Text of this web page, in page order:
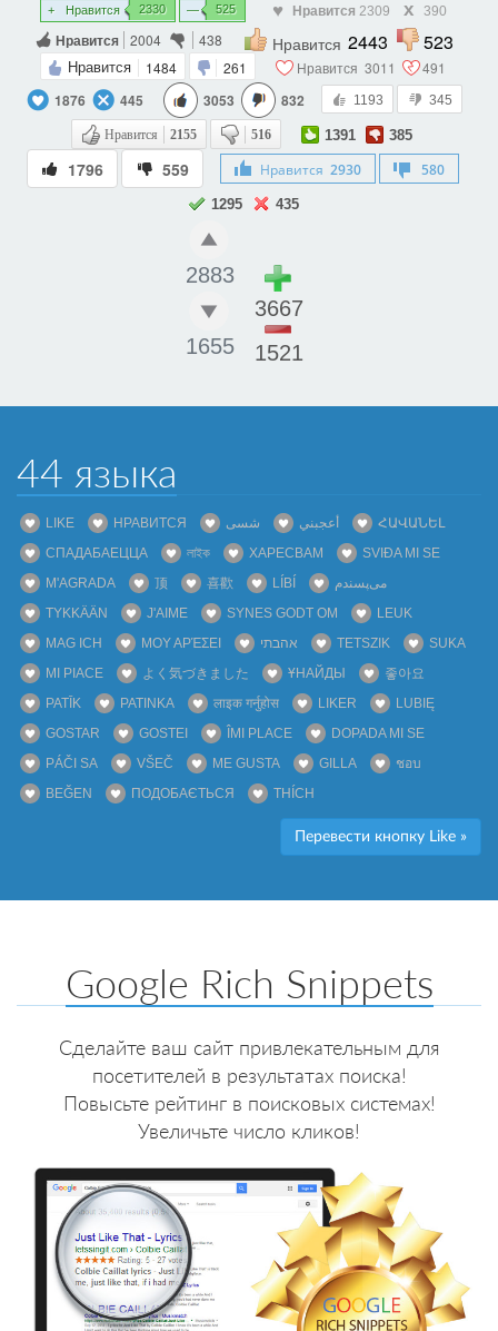
Нравится 2330 525 Нравится 2309 390
Нравится 2004 438 Нравится 2443 523
Нравится 1484 261 Нравится 3011 491
1876 445 3053 832 1193 345
Нравится 2155 516 1391 385
1796 559 Нравится 2930 580
1295 435
2883
1655
3667
1521
44 языка
LIKE НРАВИТСЯ شسی أعجبني
ՀԱՎԱՆԵԼ
СПАДАБАЕЦЦА
লাইক ХАРЕСВАМ
SVIĐA MI SE
M'AGRADA
顶 喜歡 LÍBÍ
می‌پسندم
TYKKÄÄN
J'AIME SYNES GODT OM
LEUK
MAG ICH
ΜΟΥ ΑΡΈΣΕΙ אהבתי TETSZIK
SUKA
MI PIACE
よく気づきました ҰНАЙДЫ
좋아요
PATĪK
PATINKA लाइक गर्नुहोस LIKER
LUBIĘ
GOSTAR
GOSTEI ÎMI PLACE
DOPADA MI SE
PÁČI SA
VŠEČ ME GUSTA GILLA
ชอบ
BEĞEN
ПОДОБАЄТЬСЯ THÍCH
Перевести кнопку Like »
Google Rich Snippets
Сделайте ваш сайт привлекательным для
посетителей в результатах поиска!
Повысьте рейтинг в поисковых системах!
Увеличьте число кликов!